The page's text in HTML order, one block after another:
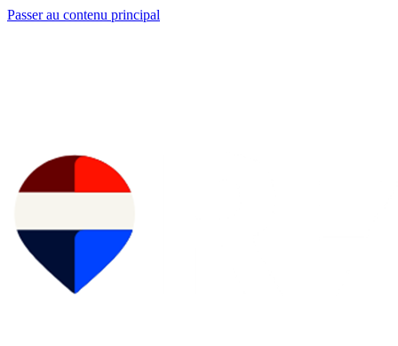
Passer au contenu principal